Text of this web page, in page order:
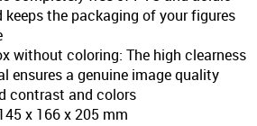
keeps the packaging of your figures
without coloring: The high clearness
ensures a genuine image quality
contrast and colors
x 166 x 205 mm